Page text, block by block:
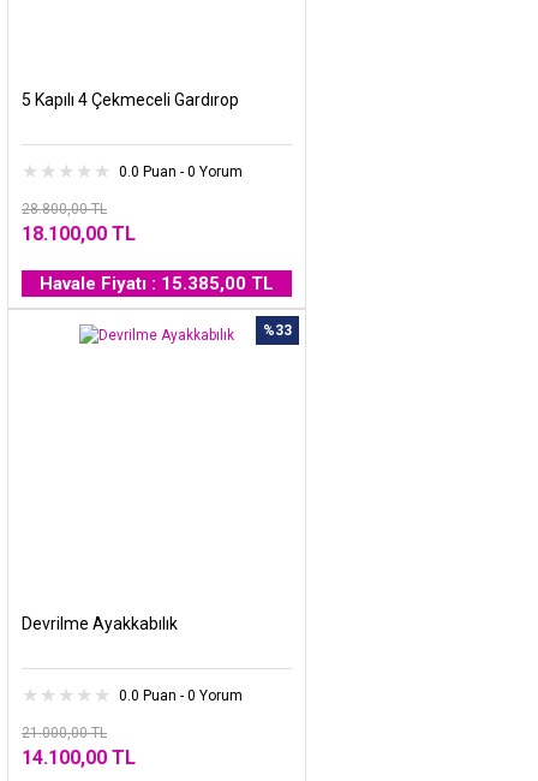
5 Kapılı 4 Çekmeceli Gardırop
0.0 Puan - 0 Yorum
28.800,00 TL
18.100,00 TL
Havale Fiyatı : 15.385,00 TL
%33
Devrilme Ayakkabılık
0.0 Puan - 0 Yorum
21.000,00 TL
14.100,00 TL